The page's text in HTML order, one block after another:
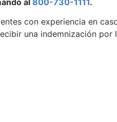
al 800-730-1111.
con experiencia en
una indemnización por